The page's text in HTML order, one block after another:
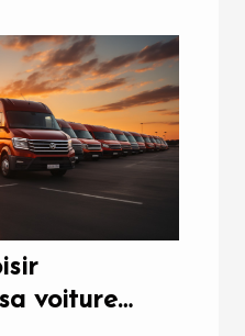
voiture